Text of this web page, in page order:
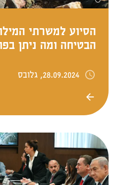
הסיוע למשרתי
הבטיחה ומה ניתן
28.09.2024, גלובס